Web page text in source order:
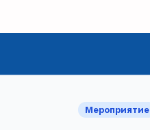
Мероприятие